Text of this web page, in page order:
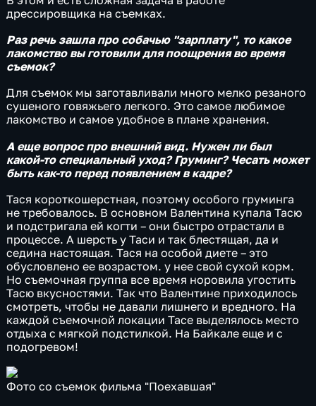
дрессировщика на съемках.
Раз речь зашла про собачью "зарплату", то какое
лакомство вы готовили для поощрения во время
съемок?
Для съемок мы заготавливали много мелко резаного
сушеного говяжьего легкого. Это самое любимое
лакомство и самое удобное в плане хранения.
А еще вопрос про внешний вид. Нужен ли был
какой-то специальный уход? Груминг? Чесать может
быть как-то перед появлением в кадре?
Тася короткошерстная, поэтому особого груминга
не требовалось. В основном Валентина купала Тасю
и подстригала ей когти – они быстро отрастали в
процессе. А шерсть у Таси и так блестящая, да и
седина настоящая. Тася на особой диете – это
обусловлено ее возрастом. у нее свой сухой корм.
Но съемочная группа все время норовила угостить
Тасю вкусностями. Так что Валентине приходилось
смотреть, чтобы не давали лишнего и вредного. На
каждой съемочной локации Тасе выделялось место
отдыха с мягкой подстилкой. На Байкале еще и с
подогревом!
Фото со съемок фильма "Поехавшая"